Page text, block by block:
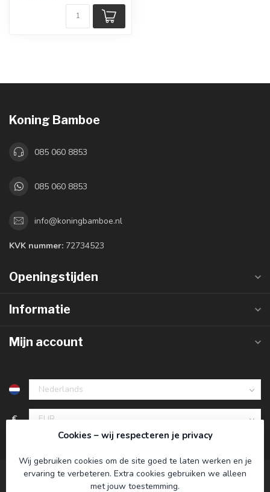
Koning Bamboe
085 060 8853
085 060 8853
info@koningbamboe.nl
KVK nummer: 72734523
Openingstijden
Informatie
Mijn account
€
Cookies – wij respecteren je privacy
Wij gebruiken cookies om de site goed te laten werken en je
ervaring te verbeteren. Extra cookies gebruiken we alleen
met jouw toestemming.